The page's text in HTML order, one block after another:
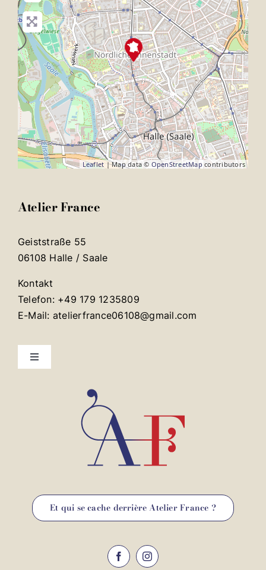
Leaflet| Map data © OpenStreetMap contributors
Atelier France
Geiststraße 55
06108 Halle / Saale
Kontakt
Telefon: +49 179 1235809
E-Mail: atelierfrance06108@gmail.com
Toggle
Mentions légales
Et qui se cache derrière Atelier France ?